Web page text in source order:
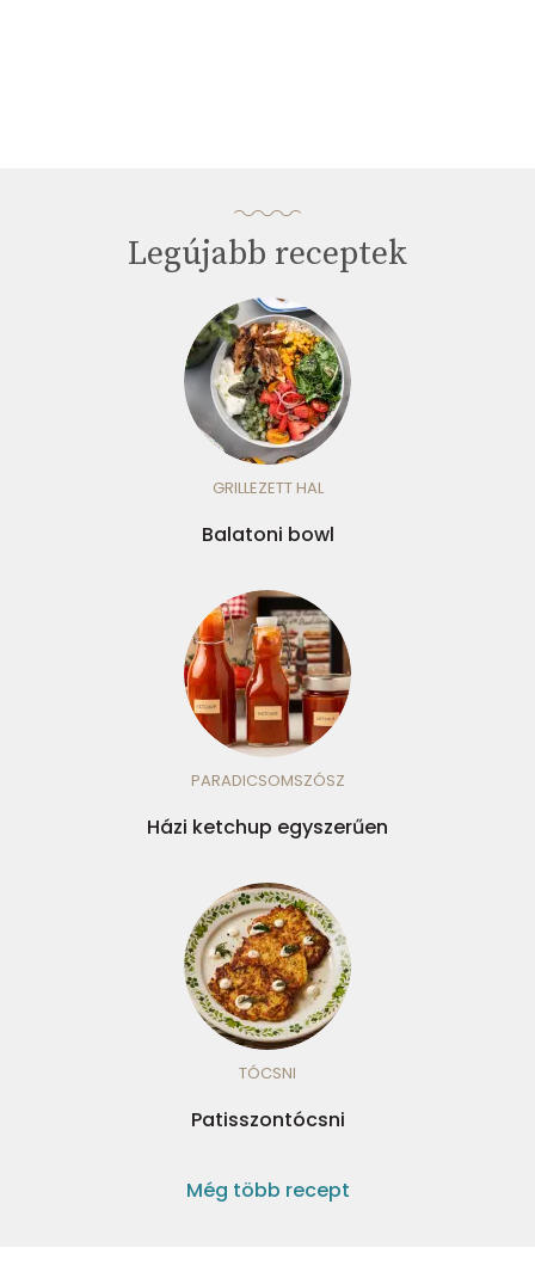
Legújabb receptek
GRILLEZETT HAL
Balatoni bowl
PARADICSOMSZÓSZ
Házi ketchup egyszerűen
TÓCSNI
Patisszontócsni
Még több recept